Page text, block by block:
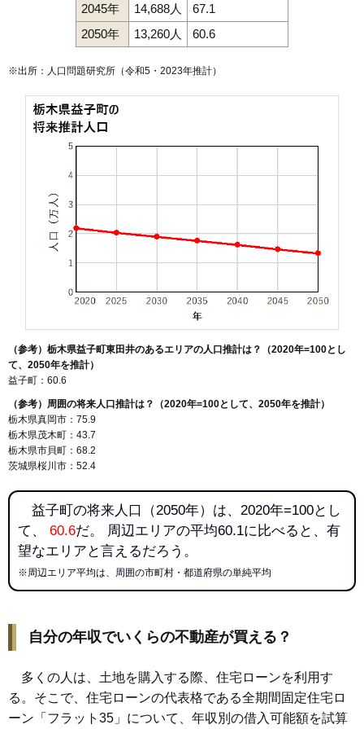
2045年
14,688人
67.1
2050年
13,260人 60.6
※出所：人口問題研究所（令和5・2023年推計）
（参考）栃木県益子町東田井のあるエリアの人口推計は？（2020年=100とし
て、2050年を推計）
益子町：60.6
（参考）周囲の将来人口推計は？（2020年=100として、2050年を推計）
栃木県真岡市：75.9
栃木県茂木町：43.7
栃木県市貝町：68.2
茨城県桜川市：52.4
益子町の将来人口（2050年）は、2020年=100とし
て、 60.6だ。 周辺エリアの平均60.1に比べると、有
望なエリアと言えるだろう。
※周辺エリア平均は、周囲の市町村・都道府県の単純平均
自分の年収でいくらの不動産が買える？
多くの人は、土地を購入する際、住宅ローンを利用す
る。そこで、住宅ローンの代表格である全期間固定住宅ロ
ーン「フラット35」について、年収別の借入可能額を試算